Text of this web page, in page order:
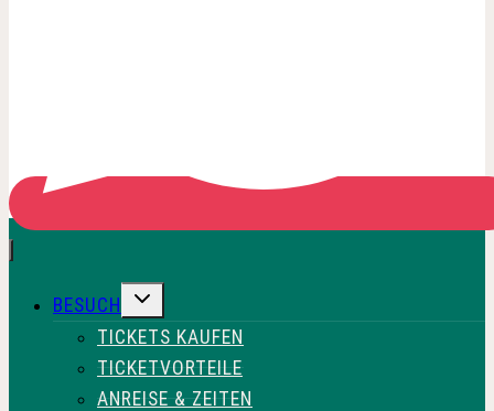
BESUCH
UNTERMENÜ
UMSCHALTEN
TICKETS KAUFEN
TICKETVORTEILE
ANREISE & ZEITEN